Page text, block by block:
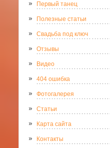
Первый танец
Полезные статьи
Свадьба под ключ
Отзывы
Видео
404 ошибка
Фотогалерея
Статьи
Карта сайта
Контакты